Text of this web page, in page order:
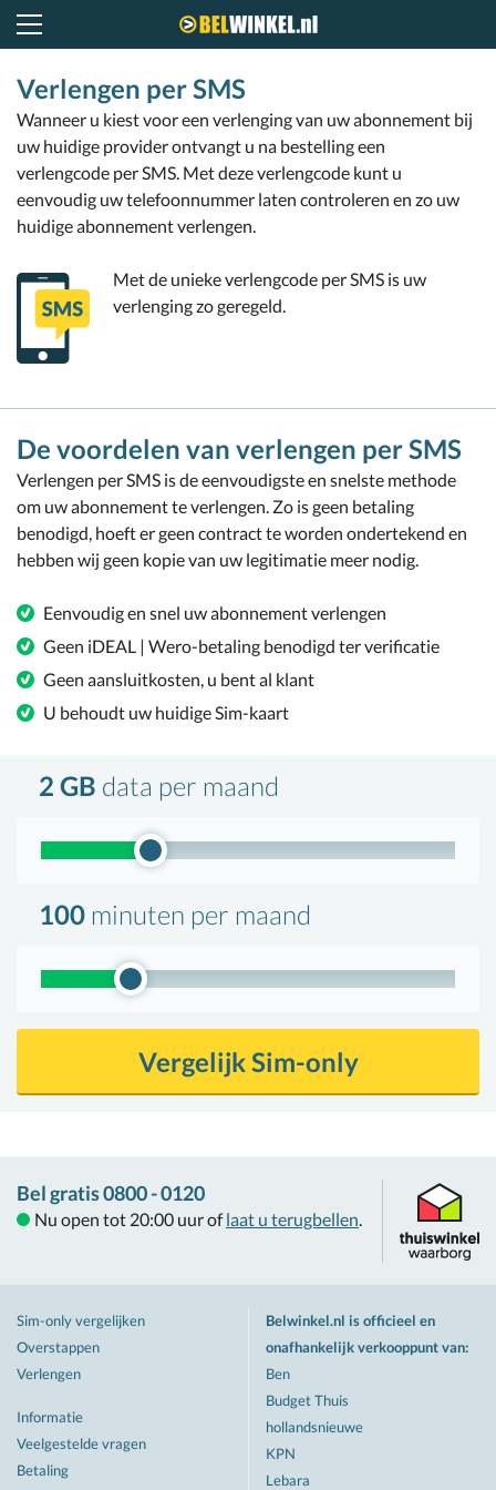
Verlengen per SMS
Wanneer u kiest voor een verlenging van uw abonnement bij
uw huidige provider ontvangt u na bestelling een
verlengcode per SMS. Met deze verlengcode kunt u
eenvoudig uw telefoonnummer laten controleren en zo uw
huidige abonnement verlengen.
Met de unieke verlengcode per SMS is uw
verlenging zo geregeld.
De voordelen van verlengen per SMS
Verlengen per SMS is de eenvoudigste en snelste methode
om uw abonnement te verlengen. Zo is geen betaling
benodigd, hoeft er geen contract te worden ondertekend en
hebben wij geen kopie van uw legitimatie meer nodig.
Eenvoudig en snel uw abonnement verlengen
Geen iDEAL | Wero-betaling benodigd ter verificatie
Geen aansluitkosten, u bent al klant
U behoudt uw huidige Sim-kaart
2 GB data per maand
100 minuten per maand
Vergelijk Sim-only
Bel gratis 0800 - 0120
Nu open tot 20:00 uur of laat u terugbellen.
Sim-only vergelijken
Overstappen
Verlengen
Informatie
Veelgestelde vragen
Betaling
Belwinkel.nl is officieel en
onafhankelijk verkooppunt van:
Ben
Budget Thuis
hollandsnieuwe
KPN
Lebara